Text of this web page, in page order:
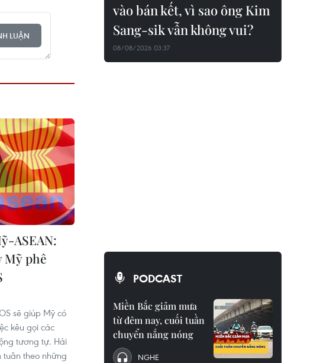
LUẬN
ASEAN:
Mỹ phê
sẽ giúp Mỹ có
kêu gọi các
tương tự. Hải
theo những
vào bán kết, vì sao ông Kim
Sang-sik vẫn không vui?
08/08/2026 03:37
PODCAST
Miền Bắc giảm mưa
từ đêm nay, cuối tuần
chuyển nắng nóng
NGHE